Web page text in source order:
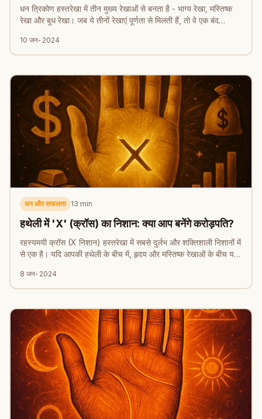
धन त्रिकोण हस्तरेखा में तीन मुख्य रेखाओं से बनता है - भाग्य रेखा, मस्तिष्क
रेखा और बुध रेखा। जब ये तीनों रेखाएं पूर्णता से मिलती हैं, तो वे एक बंद
10 जन॰ 2024
धन और सफलता 13 min
हथेली में 'X' (क्रॉस) का निशान: क्या आप बनेंगे करोड़पति?
रहस्यमयी क्रॉस (X निशान) हस्तरेखा में सबसे दुर्लभ और शक्तिशाली निशानों में
से एक है। यदि आपकी हथेली के बीच में, हृदय और मस्तिष्क रेखाओं के बीच यह
8 जन॰ 2024